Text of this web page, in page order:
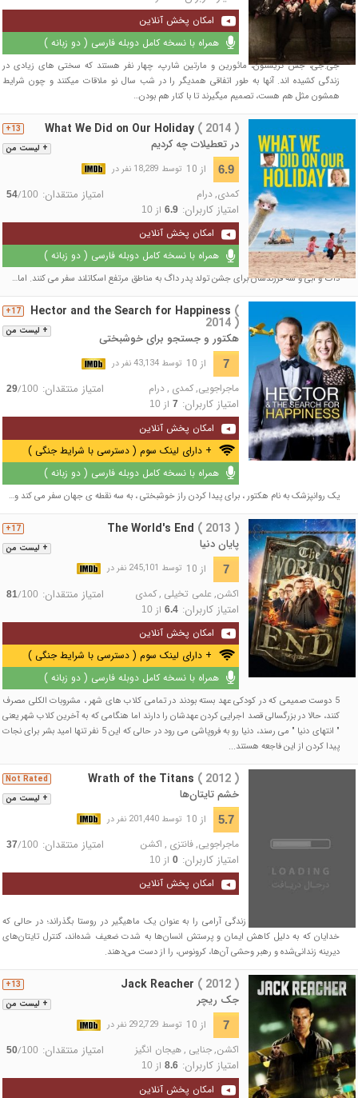
امکان پخش آنلاین
همراه با نسخه کامل دوبله فارسی ( دو زبانه )
جی.جی، جس کریشتون، مائورین و مارتین شارپ، چهار نفر هستند که سختی های زیادی در
زندگی کشیده اند. آنها به طور اتفاقی همدیگر را در شب سال نو ملاقات میکنند و چون شرایط
همشون مثل هم هست، تصمیم میگیرند تا با کنار هم بودن…
+ لیست من
13+ What We Did on Our Holiday ( 2014 )
در تعطیلات چه کردیم
6.9 از 10 توسط 18,289 نفر در
کمدی,درام امتیاز منتقدان: 54/100
امتیاز کاربران: 6.9از 10
امکان پخش آنلاین
همراه با نسخه کامل دوبله فارسی ( دو زبانه )
داگ و اَبی و سه فرزندشان برای جشن تولد پدر داگ به مناطق مرتفع اسکاتلند سفر می کنند. اما…
+ لیست من
17+ Hector and the Search for Happiness (
2014 )
هکتور و جستجو برای خوشبختی
7 از 10 توسط 43,134 نفر در
ماجراجویی,کمدی ,درام امتیاز منتقدان: 29/100
امتیاز کاربران: 7از 10
امکان پخش آنلاین
+ دارای لینک سوم ( دسترسی با شرایط جنگی )
همراه با نسخه کامل دوبله فارسی ( دو زبانه )
یک روانپزشک به نام هکتور ، برای پیدا کردن راز خوشبختی ، به سه نقطه ی جهان سفر می کند و…
+ لیست من
17+ The World's End ( 2013 )
پایان دنیا
7 از 10 توسط 245,101 نفر در
اکشن, علمی تخیلی , کمدی امتیاز منتقدان: 81/100
امتیاز کاربران: 6.4از 10
امکان پخش آنلاین
+ دارای لینک سوم ( دسترسی با شرایط جنگی )
همراه با نسخه کامل دوبله فارسی ( دو زبانه )
5 دوست صمیمی که در کودکی عهد بسته بودند در تمامی کلاب های شهر ، مشروبات الکلی مصرف
کنند، حالا در بزرگسالی قصد اجرایی کردن عهدشان را دارند اما هنگامی که به آخرین کلاب شهر یعنی
" انتهای دنیا " می رسند، دنیا رو به فروپاشی می رود در حالی که این 5 نفر تنها امید بشر برای نجات
پیدا کردن از این فاجعه هستند...
+ لیست من
Not Rated Wrath of the Titans ( 2012 )
خشم تایتان‌ها
5.7 از 10 توسط 201,440 نفر در
ماجراجویی,فانتزی , اکشن امتیاز منتقدان: 37/100
امتیاز کاربران: 0از 10
امکان پخش آنلاین
پرسئوس تلاش می‌کند تا زندگی آرامی را به عنوان یک ماهیگیر در روستا بگذراند؛ در حالی که
خدایان که به دلیل کاهش ایمان و پرستش انسان‌ها به شدت ضعیف شده‌اند، کنترل تایتان‌های
دیرینه زندانی‌شده و رهبر وحشی آن‌ها، کرونوس، را از دست می‌دهند.
+ لیست من
13+ Jack Reacher ( 2012 )
جک ریچر
7 از 10 توسط 292,729 نفر در
اکشن,جنایی ,هیجان انگیز امتیاز منتقدان: 50/100
امتیاز کاربران: 8.6از 10
امکان پخش آنلاین